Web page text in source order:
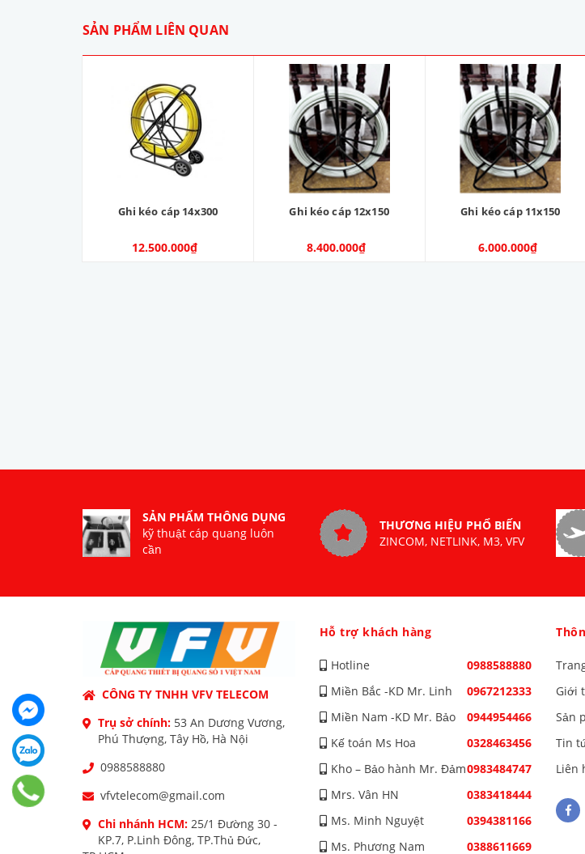
SẢN PHẨM LIÊN QUAN
Ghi kéo cáp 14x300
12.500.000₫
Ghi kéo cáp 12x150
8.400.000₫
Ghi kéo cáp 11x150
6.000.000₫
SẢN PHẨM THÔNG DỤNG
kỹ thuật cáp quang luôn
cần
THƯƠNG HIỆU PHỔ BIẾN
ZINCOM, NETLINK, M3, VFV
CÔNG TY TNHH VFV TELECOM
Trụ sở chính: 53 An Dương Vương,
Phú Thượng, Tây Hồ, Hà Nội
0988588880
vfvtelecom@gmail.com
Chi nhánh HCM: 25/1 Đường 30 -
KP.7, P.Linh Đông, TP.Thủ Đức,
Hỗ trợ khách hàng
Hotline
0988588880
Miền Bắc -KD Mr. Linh
0967212333
Miền Nam -KD Mr. Bảo
0944954466
Kế toán Ms Hoa
0328463456
Kho – Bảo hành Mr. Đảm0983484747
Mrs. Vân HN
0383418444
Ms. Minh Nguyệt
0394381166
Ms. Phương Nam
0388611669
Giới
Sản
Tin
Liên